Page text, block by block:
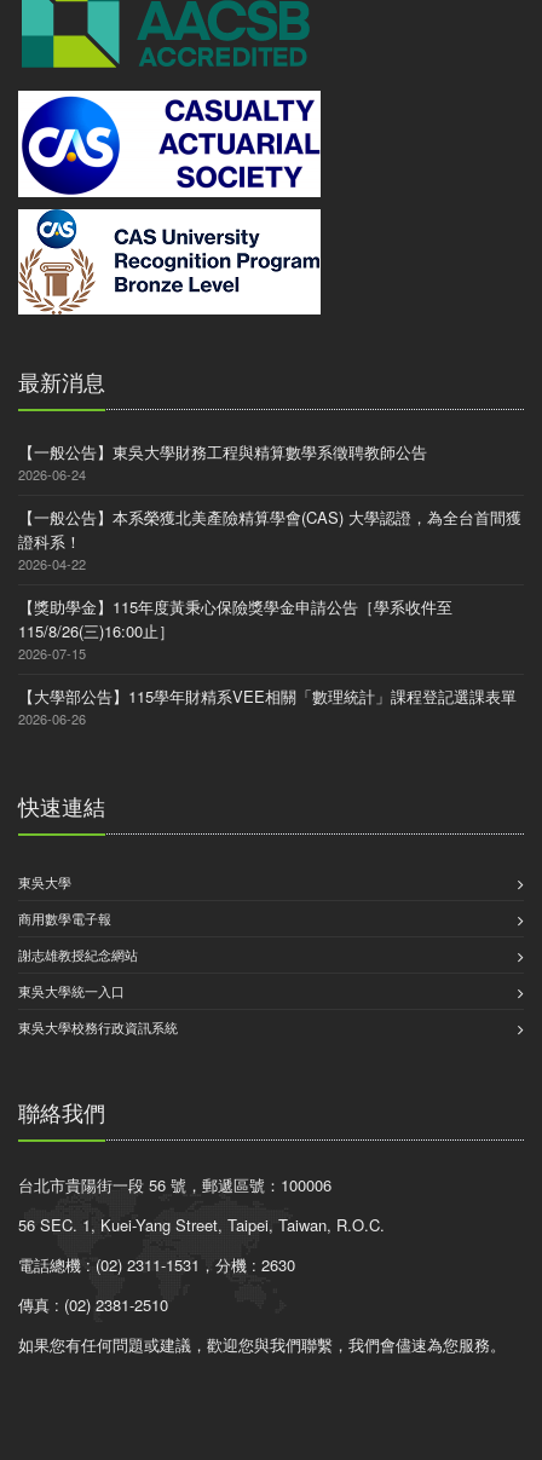
最新消息
【一般公告】東吳大學財務工程與精算數學系徵聘教師公告
2026-06-24
【一般公告】本系榮獲北美產險精算學會(CAS) 大學認證，為全台首間獲
證科系！
2026-04-22
【獎助學金】115年度黃秉心保險獎學金申請公告［學系收件至
115/8/26(三)16:00止］
2026-07-15
【大學部公告】115學年財精系VEE相關「數理統計」課程登記選課表單
2026-06-26
快速連結
東吳大學
商用數學電子報
謝志雄教授紀念網站
東吳大學統一入口
東吳大學校務行政資訊系統
聯絡我們
台北市貴陽街一段 56 號，郵遞區號：100006
56 SEC. 1, Kuei-Yang Street, Taipei, Taiwan, R.O.C.
電話總機 : (02) 2311-1531，分機 : 2630
傳真 : (02) 2381-2510
如果您有任何問題或建議，歡迎您與我們聯繫，我們會儘速為您服務。